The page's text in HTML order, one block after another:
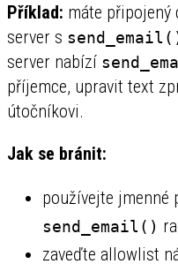
Příklad: máte připojený
server s
server nabízí
příjemce, upravit text
útočníkovi.
Jak se bránit:
používejte jmenné
send_email()
zaveďte allowlist